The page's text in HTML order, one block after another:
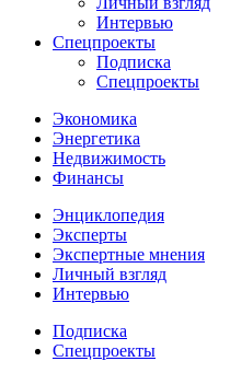
Интервью
Спецпроекты
Подписка
Спецпроекты
Экономика
Энергетика
Недвижимость
Финансы
Энциклопедия
Эксперты
Экспертные мнения
Личный взгляд
Интервью
Подписка
Спецпроекты